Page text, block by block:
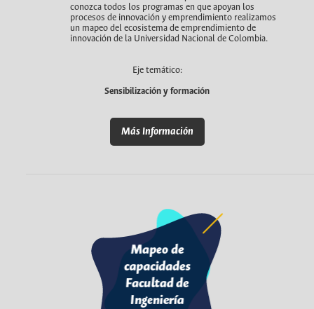
conozca todos los programas en que apoyan los
procesos de innovación y emprendimiento realizamos
un mapeo del ecosistema de emprendimiento de
innovación de la Universidad Nacional de Colombia.
Eje temático:
Sensibilización y formación
Más Información